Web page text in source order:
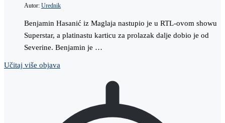
Autor: Urednik
Benjamin Hasanić iz Maglaja nastupio je u RTL-ovom showu
Superstar, a platinastu karticu za prolazak dalje dobio je od
Severine. Benjamin je …
Učitaj više objava